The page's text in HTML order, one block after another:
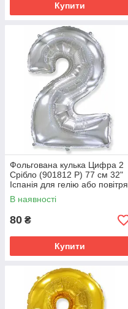
Купити
Фольгована кулька Цифра 2
Срібло (901812 Р) 77 см 32"
Іспанія для гелію або повітря
В наявності
80 ₴
Купити